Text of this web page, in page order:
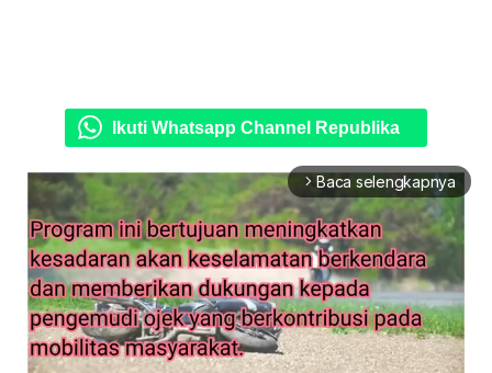
Ikuti Whatsapp Channel Republika
arrow_forward_ios Baca selengkapnya